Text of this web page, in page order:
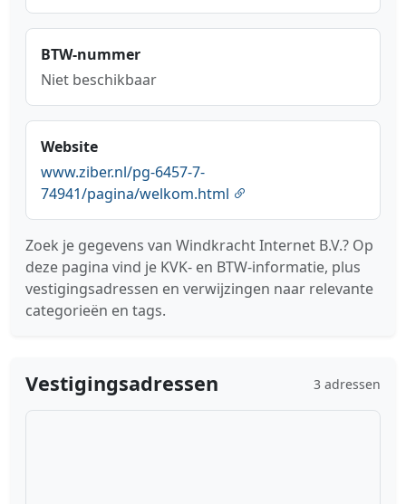
BTW-nummer
Niet beschikbaar
Website
www.ziber.nl/pg-6457-7-
74941/pagina/welkom.html
Zoek je gegevens van Windkracht Internet B.V.? Op
deze pagina vind je KVK- en BTW-informatie, plus
vestigingsadressen en verwijzingen naar relevante
categorieën en tags.
Vestigingsadressen 3 adressen